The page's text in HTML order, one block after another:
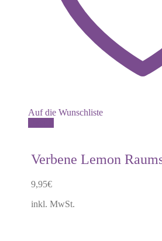
Auf die Wunschliste
Verbene Lemon
9,95€
inkl. MwSt.